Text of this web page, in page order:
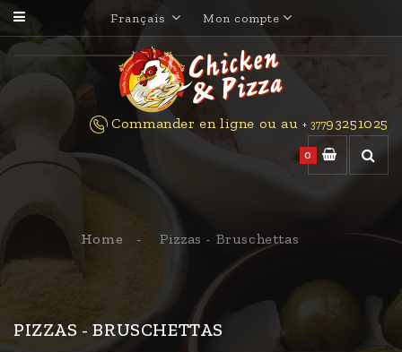
Français Mon compte
0
Commander en ligne ou au+ 37793251025
Home Pizzas - Bruschettas
PIZZAS - BRUSCHETTAS